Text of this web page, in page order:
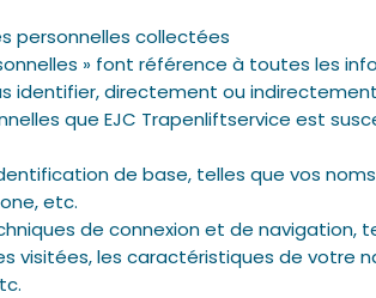
personnelles collectées
» font référence à toutes les
identifier, directement ou
que EJC Trapenliftservice est
de base, telles que vos
etc.
de connexion et de navigation,
visitées, les caractéristiques de